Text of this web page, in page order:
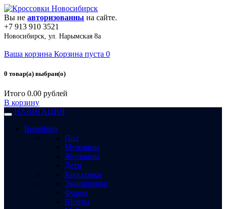
Вы не авторизованны на сайте.
+7 913 910 3521
Новосибирск, ул. Нарымская 8а
Ваша корзина Корзина пуста 0
0 товар(а) выбран(о)
Итого 0.00 рублей
В корзину
НАВИГАЦИЯ
Волейбол
Пол
Мужчины
Женщины
Дети
Кроссовки
Экипировка
Форма
Шорты